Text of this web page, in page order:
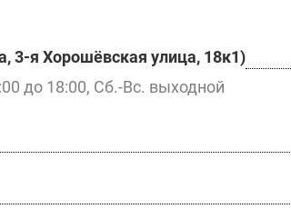
3-я Хорошёвская улица, 18к1)
до 18:00, Сб.-Вс. выходной